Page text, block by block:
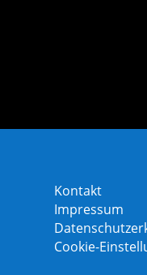
Kontakt
Impressum
Cookie-